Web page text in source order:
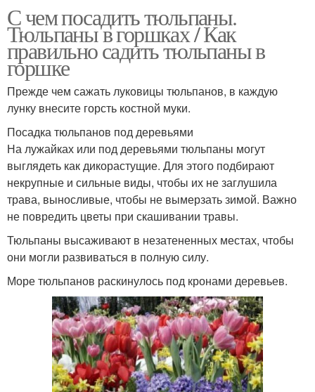
С чем посадить тюльпаны.
Тюльпаны в горшках / Как
правильно садить тюльпаны в
горшке
Прежде чем сажать луковицы тюльпанов, в каждую
лунку внесите горсть костной муки.
Посадка тюльпанов под деревьями
На лужайках или под деревьями тюльпаны могут
выглядеть как дикорастущие. Для этого подбирают
некрупные и сильные виды, чтобы их не заглушила
трава, выносливые, чтобы не вымерзать зимой. Важно
не повредить цветы при скашивании травы.
Тюльпаны высаживают в незатененных местах, чтобы
они могли развиваться в полную силу.
Море тюльпанов раскинулось под кронами деревьев.